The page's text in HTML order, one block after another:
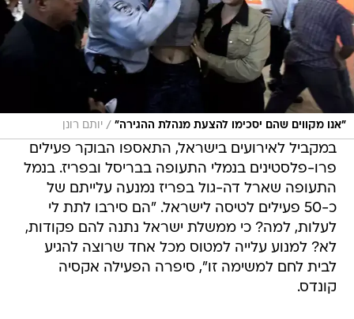
"אנו מקווים שהם יסכימו להצעת מנהלת ההגירה" / יותם רונן
במקביל לאירועים בישראל, התאספו הבוקר פעילים
פרו-פלסטינים בנמלי התעופה בבריסל ובפריז. בנמל
התעופה שארל דה-גול בפריז נמנעה עלייתם של
כ-50 פעילים לטיסה לישראל. "הם סירבו לתת לי
לעלות, למה? כי ממשלת ישראל נתנה להם פקודות,
לא? למנוע עלייה למטוס מכל אחד שרוצה להגיע
לבית לחם למשימה זו", סיפרה הפעילה אקסיה
קונדס.